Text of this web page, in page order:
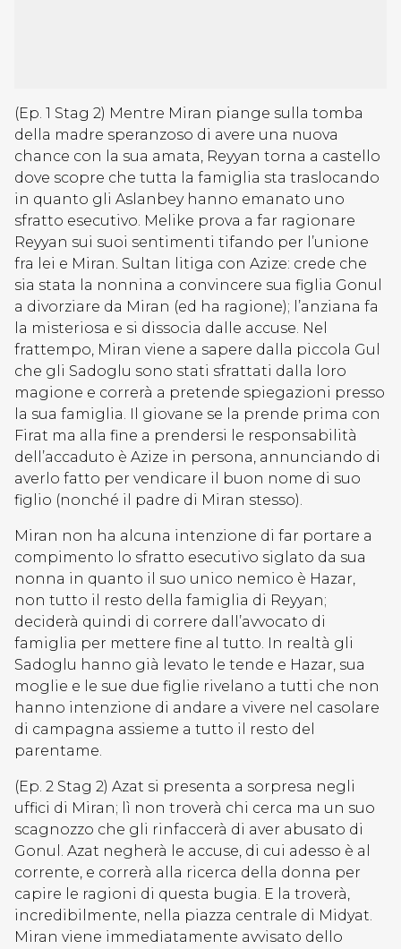
(Ep. 1 Stag 2) Mentre Miran piange sulla tomba
della madre speranzoso di avere una nuova
chance con la sua amata, Reyyan torna a castello
dove scopre che tutta la famiglia sta traslocando
in quanto gli Aslanbey hanno emanato uno
sfratto esecutivo. Melike prova a far ragionare
Reyyan sui suoi sentimenti tifando per l’unione
fra lei e Miran. Sultan litiga con Azize: crede che
sia stata la nonnina a convincere sua figlia Gonul
a divorziare da Miran (ed ha ragione); l’anziana fa
la misteriosa e si dissocia dalle accuse. Nel
frattempo, Miran viene a sapere dalla piccola Gul
che gli Sadoglu sono stati sfrattati dalla loro
magione e correrà a pretende spiegazioni presso
la sua famiglia. Il giovane se la prende prima con
Firat ma alla fine a prendersi le responsabilità
dell’accaduto è Azize in persona, annunciando di
averlo fatto per vendicare il buon nome di suo
figlio (nonché il padre di Miran stesso).
Miran non ha alcuna intenzione di far portare a
compimento lo sfratto esecutivo siglato da sua
nonna in quanto il suo unico nemico è Hazar,
non tutto il resto della famiglia di Reyyan;
deciderà quindi di correre dall’avvocato di
famiglia per mettere fine al tutto. In realtà gli
Sadoglu hanno già levato le tende e Hazar, sua
moglie e le sue due figlie rivelano a tutti che non
hanno intenzione di andare a vivere nel casolare
di campagna assieme a tutto il resto del
parentame.
(Ep. 2 Stag 2) Azat si presenta a sorpresa negli
uffici di Miran; lì non troverà chi cerca ma un suo
scagnozzo che gli rinfaccerà di aver abusato di
Gonul. Azat negherà le accuse, di cui adesso è al
corrente, e correrà alla ricerca della donna per
capire le ragioni di questa bugia. E la troverà,
incredibilmente, nella piazza centrale di Midyat.
Miran viene immediatamente avvisato dello